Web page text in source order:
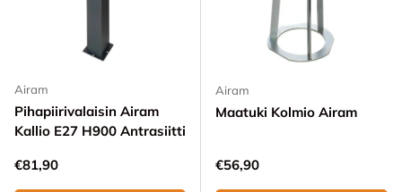
Airam
Pihapiirivalaisin Airam
Kallio E27 H900 Antrasiitti
Normaali hinta
€81,90
Airam
Maatuki Kolmio Airam
Normaali hinta
€56,90